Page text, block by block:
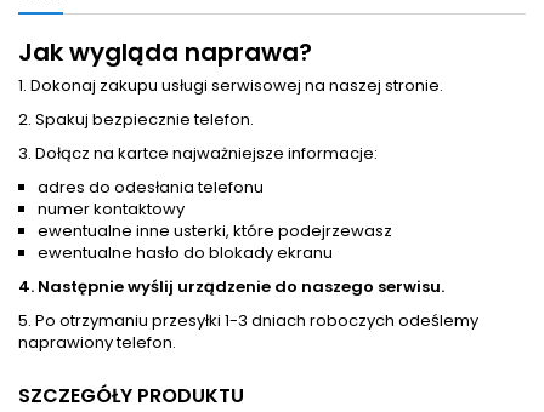
Jak wygląda naprawa?
1. Dokonaj zakupu usługi serwisowej na naszej stronie.
2. Spakuj bezpiecznie telefon.
3. Dołącz na kartce najważniejsze informacje:
adres do odesłania telefonu
numer kontaktowy
ewentualne inne usterki, które podejrzewasz
ewentualne hasło do blokady ekranu
4. Następnie wyślij urządzenie do naszego serwisu.
5. Po otrzymaniu przesyłki 1-3 dniach roboczych odeślemy
naprawiony telefon.
SZCZEGÓŁY PRODUKTU